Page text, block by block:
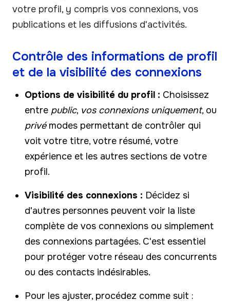
votre profil, y compris vos connexions, vos
publications et les diffusions d'activités.
Contrôle des informations de profil
et de la visibilité des connexions
Options de visibilité du profil : Choisissez
entre public, vos connexions uniquement, ou
privémodes permettant de contrôler qui
voit votre titre, votre résumé, votre
expérience et les autres sections de votre
profil.
Visibilité des connexions : Décidez si
d'autres personnes peuvent voir la liste
complète de vos connexions ou simplement
des connexions partagées. C'est essentiel
pour protéger votre réseau des concurrents
ou des contacts indésirables.
Pour les ajuster, procédez comme suit :